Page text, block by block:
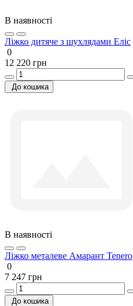
В наявності
Ліжко дитяче з шухлядами Еліс
0
12 220 грн
До кошика
В наявності
Ліжко металеве Амарант Tenero
0
7 247 грн
До кошика